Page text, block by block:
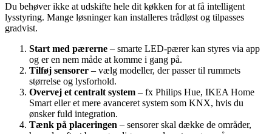
Du behøver ikke at udskifte hele dit køkken for at få intelligent
lysstyring. Mange løsninger kan installeres trådløst og tilpasses
gradvist.
Start med pærerne – smarte LED-pærer kan styres via app
og er en nem måde at komme i gang på.
Tilføj sensorer – vælg modeller, der passer til rummets
størrelse og lysforhold.
Overvej et centralt system – fx Philips Hue, IKEA Home
Smart eller et mere avanceret system som KNX, hvis du
ønsker fuld integration.
Tænk på placeringen – sensorer skal dække de områder,